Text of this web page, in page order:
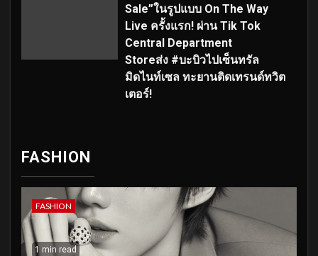
Sale”ในรูปแบบ On The Way
Live ครั้งแรก! ผ่าน Tik Tok
Central Department
Storeส่ง #บะบิวไปเซ็นทรัล
มิดไนท์เซล ทะยานติดเทรนด์ทวิต
เตอร์!
FASHION
FASHION
1 min read